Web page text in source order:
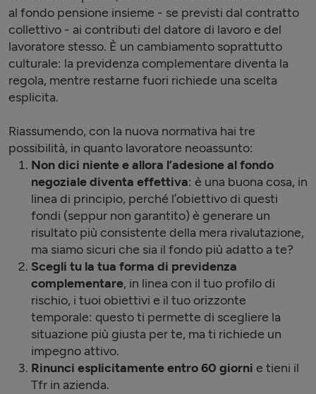
al fondo pensione insieme - se previsti dal contratto
collettivo - ai contributi del datore di lavoro e del
lavoratore stesso. È un cambiamento soprattutto
culturale: la previdenza complementare diventa la
regola, mentre restarne fuori richiede una scelta
esplicita.
Riassumendo, con la nuova normativa hai tre
possibilità, in quanto lavoratore neoassunto:
Non dici niente e allora l’adesione al fondo
negoziale diventa effettiva: è una buona cosa, in
linea di principio, perché l’obiettivo di questi
fondi (seppur non garantito) è generare un
risultato più consistente della mera rivalutazione,
ma siamo sicuri che sia il fondo più adatto a te?
Scegli tu la tua forma di previdenza
complementare, in linea con il tuo profilo di
rischio, i tuoi obiettivi e il tuo orizzonte
temporale: questo ti permette di scegliere la
situazione più giusta per te, ma ti richiede un
impegno attivo.
Rinunci esplicitamente entro 60 giorni e tieni il
Tfr in azienda.